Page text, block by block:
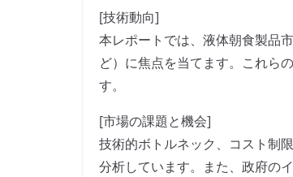
[技術動向]
本レポートでは、液体朝食製品
ど）に焦点を当てます。これら
す。
[市場の課題と機会]
技術的ボトルネック、コスト制
分析しています。また、政府の